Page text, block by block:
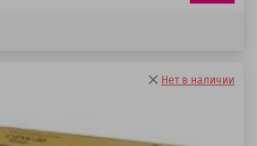
Нет в наличии